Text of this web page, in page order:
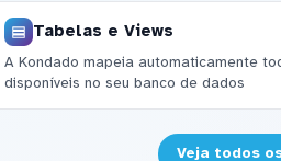
Tabelas e Views
A Kondado mapeia automaticamente
disponíveis no seu banco de dados
Veja todos